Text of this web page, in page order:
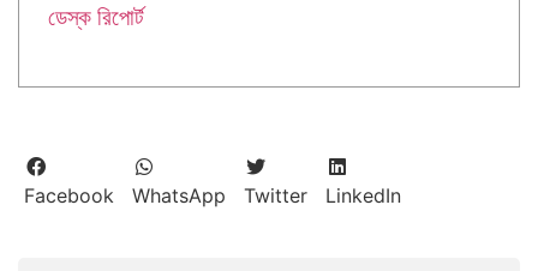
ডেস্ক রিপোর্ট
Facebook WhatsApp Twitter LinkedIn